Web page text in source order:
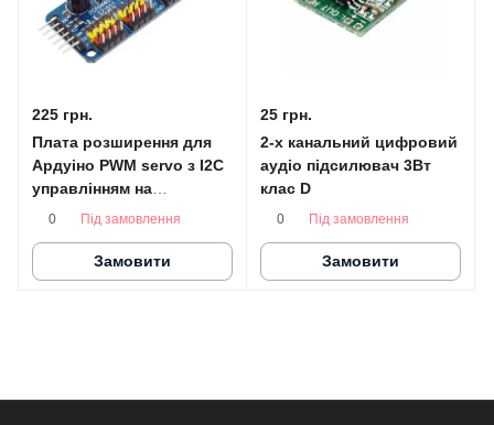
225 грн.
Плата розширення для
Ардуіно PWM servo з I2C
управлінням на
PCA9685PW
0 Під замовлення
Замовити
25 грн.
2-х канальний цифровий
аудіо підсилювач 3Вт
клас D
0 Під замовлення
Замовити